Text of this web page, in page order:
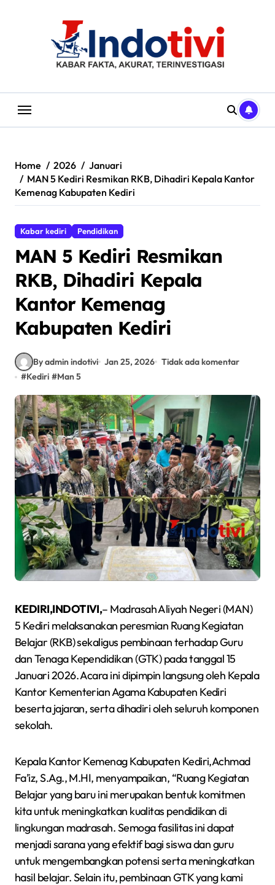
Home 2026
Januari
MAN 5 Kediri Resmikan RKB, Dihadiri Kepala Kantor
Kemenag Kabupaten Kediri
Kabar kediri Pendidikan
MAN 5 Kediri Resmikan
RKB, Dihadiri Kepala
Kantor Kemenag
Kabupaten Kediri
By admin indotivi Jan 25, 2026 Tidak ada komentar
#Kediri #Man 5
KEDIRI,INDOTIVI,– Madrasah Aliyah Negeri (MAN)
5 Kediri melaksanakan peresmian Ruang Kegiatan
Belajar (RKB) sekaligus pembinaan terhadap Guru
dan Tenaga Kependidikan (GTK) pada tanggal 15
Januari 2026. Acara ini dipimpin langsung oleh Kepala
Kantor Kementerian Agama Kabupaten Kediri
beserta jajaran, serta dihadiri oleh seluruh komponen
sekolah.
Kepala Kantor Kemenag Kabupaten Kediri,Achmad
Fa’iz, S.Ag., M.HI, menyampaikan, “Ruang Kegiatan
Belajar yang baru ini merupakan bentuk komitmen
kita untuk meningkatkan kualitas pendidikan di
lingkungan madrasah. Semoga fasilitas ini dapat
menjadi sarana yang efektif bagi siswa dan guru
untuk mengembangkan potensi serta meningkatkan
hasil belajar. Selain itu, pembinaan GTK yang kami